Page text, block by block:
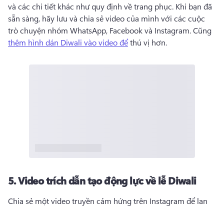
và các chi tiết khác như quy định về trang phục. Khi bạn đã
sẵn sàng, hãy lưu và chia sẻ video của mình với các cuộc
trò chuyện nhóm WhatsApp, Facebook và Instagram. Cũng
thêm hình dán Diwali vào video để thú vị hơn.
5.Video trích dẫn tạo động lực về lễ Diwali
Chia sẻ một video truyền cảm hứng trên Instagram để lan